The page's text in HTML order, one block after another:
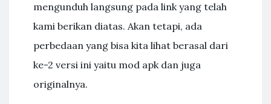
mengunduh langsung pada link yang telah
kami berikan diatas. Akan tetapi, ada
perbedaan yang bisa kita lihat berasal dari
ke-2 versi ini yaitu mod apk dan juga
originalnya.